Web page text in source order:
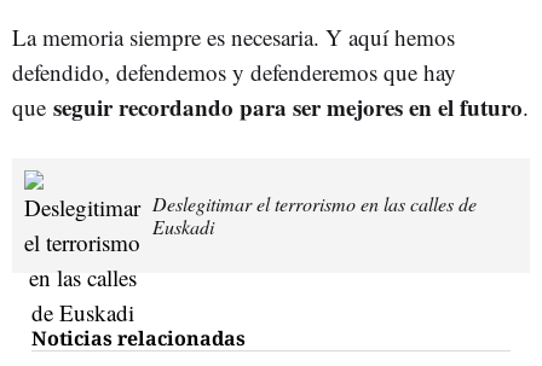
La memoria siempre es necesaria. Y aquí hemos
defendido, defendemos y defenderemos que hay
que seguir recordando para ser mejores en el futuro.
Deslegitimar el terrorismo en las calles de
Euskadi
Noticias relacionadas